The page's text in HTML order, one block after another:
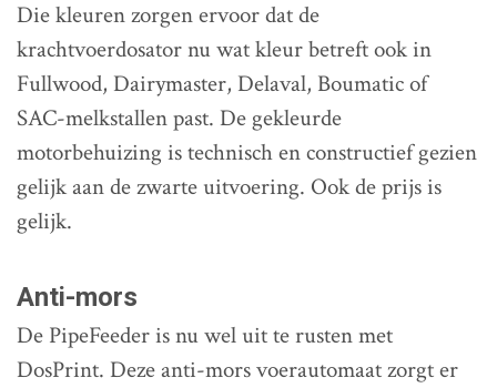
Die kleuren zorgen ervoor dat de
krachtvoerdosator nu wat kleur betreft ook in
Fullwood, Dairymaster, Delaval, Boumatic of
SAC-melkstallen past. De gekleurde
motorbehuizing is technisch en constructief gezien
gelijk aan de zwarte uitvoering. Ook de prijs is
gelijk.
Anti-mors
De PipeFeeder is nu wel uit te rusten met
DosPrint. Deze anti-mors voerautomaat zorgt er